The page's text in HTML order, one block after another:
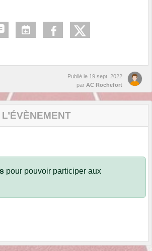
Publié le 19 sept. 2022
par AC Rochefort
pour pouvoir participer aux